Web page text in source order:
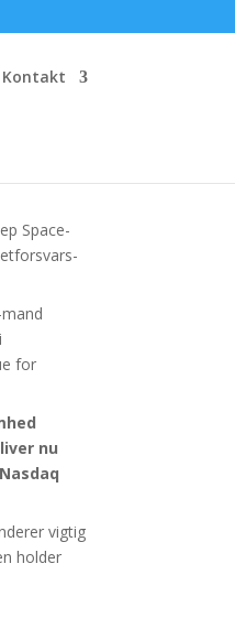
Kontakt
Space-
for
nu
vigtig
holder